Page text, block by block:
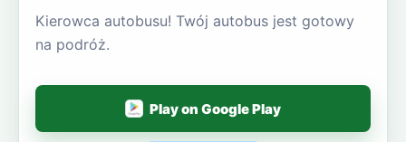
Kierowca autobusu! Twój autobus jest gotowy
na podróż.
Play on Google Play